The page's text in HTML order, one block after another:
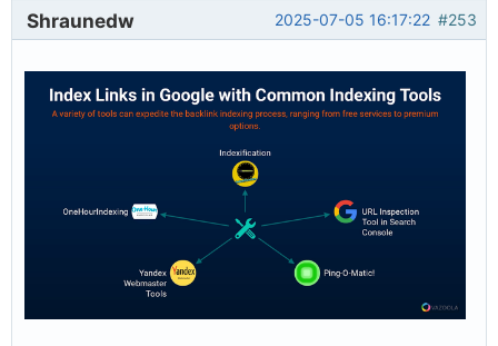
#253
2025-07-05 16:17:22
Shraunedw